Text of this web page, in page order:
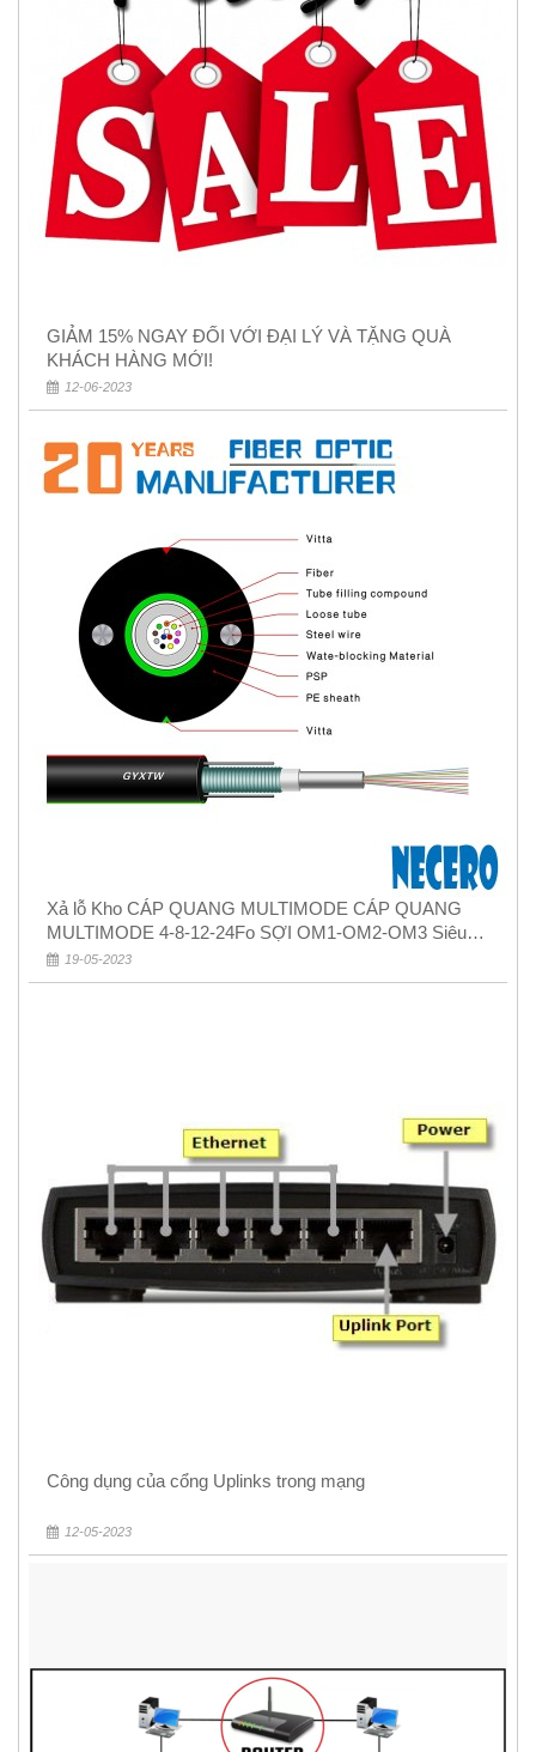
GIẢM 15% NGAY ĐỐI VỚI ĐẠI LÝ VÀ TẶNG QUÀ
KHÁCH HÀNG MỚI!
12-06-2023
Xả lỗ Kho CÁP QUANG MULTIMODE CÁP QUANG
MULTIMODE 4-8-12-24Fo SỢI OM1-OM2-OM3 Siêu
Rẻ 5k
19-05-2023
Công dụng của cổng Uplinks trong mạng
12-05-2023